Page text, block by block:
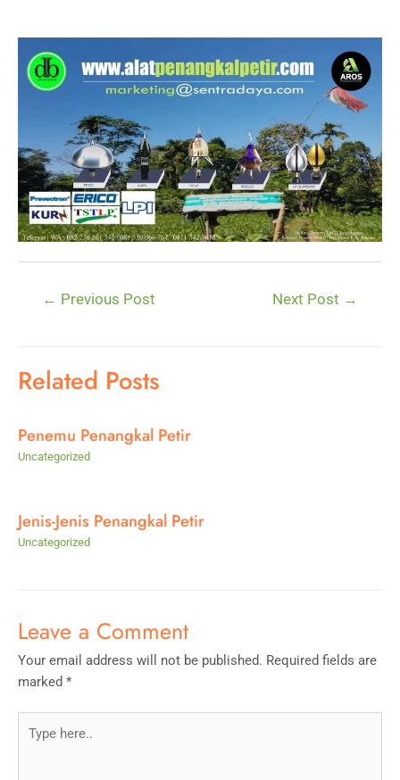
← Previous Post Next Post →
Related Posts
Penemu Penangkal Petir
Uncategorized
Jenis-Jenis Penangkal Petir
Uncategorized
Leave a Comment
Your email address will not be published. Required fields are
marked *
here..